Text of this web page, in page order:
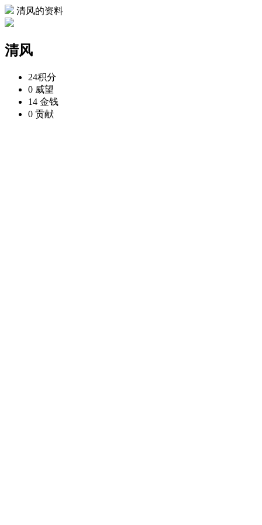
清风的资料
清风
24积分
0 威望
14 金钱
0 贡献